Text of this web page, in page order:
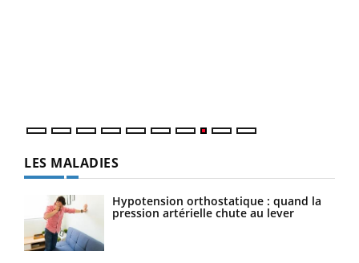
LES MALADIES
Hypotension orthostatique : quand la
pression artérielle chute au lever